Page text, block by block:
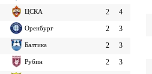
ЦСКА 2
4
Оренбург 2
3
Балтика 2
3
Рубин 2
3